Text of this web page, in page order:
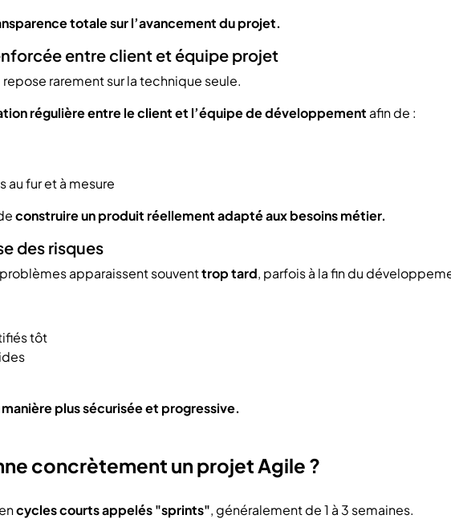
totale sur l’avancement du projet.
entre client et équipe projet
rarement sur la technique seule.
régulière entre le client et l’équipe de développement afin de :
fur et à mesure
construire un produit réellement adapté aux besoins métier.
des risques
apparaissent souventtrop tard, parfois à la fin du
tôt
plus sécurisée et progressive.
concrètement un projet Agile ?
cycles courts appelés "sprints", généralement de 1 à 3 semaines.